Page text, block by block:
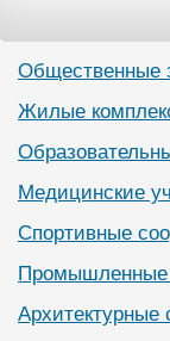
Общественные
Жилые
Медицинские
Спортивные
Промышленные
Архитектурные